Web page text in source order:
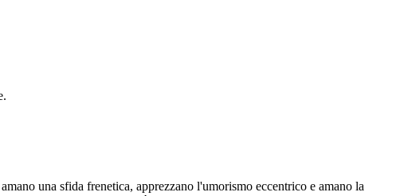
una sfida frenetica, apprezzano l'umorismo eccentrico e amano la